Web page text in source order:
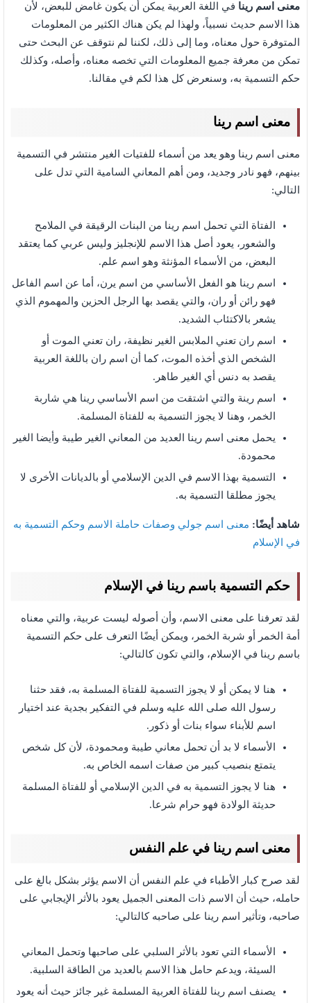
معنى اسم رينا في اللغة العربية يمكن أن يكون غامض للبعض، لأن
هذا الاسم حديث نسبياً، ولهذا لم يكن هناك الكثير من المعلومات
المتوفرة حول معناه، وما إلى ذلك، لكننا لم نتوقف عن البحث حتى
تمكن من معرفة جميع المعلومات التي تخصه معناه، وأصله، وكذلك
حكم التسمية به، وسنعرض كل هذا لكم في مقالنا.
معنى اسم رينا
معنى اسم رينا وهو يعد من أسماء للفتيات الغير منتشر في التسمية
بينهم، فهو نادر وجديد، ومن أهم المعاني السامية التي تدل على
التالي:
الفتاة التي تحمل اسم رينا من البنات الرقيقة في الملامح
والشعور، يعود أصل هذا الاسم للإنجليز وليس عربي كما يعتقد
البعض، من الأسماء المؤنثة وهو اسم علم.
اسم رينا هو الفعل الأساسي من اسم يرن، أما عن اسم الفاعل
فهو رائن أو ران، والتي يقصد بها الرجل الحزين والمهموم الذي
يشعر بالاكتئاب الشديد.
اسم ران تعني الملابس الغير نظيفة، ران تعني الموت أو
الشخص الذي أخذه الموت، كما أن اسم ران باللغة العربية
يقصد به دنس أي الغير طاهر.
اسم رينة والتي اشتقت من اسم الأساسي رينا هي شاربة
الخمر، وهنا لا يجوز التسمية به للفتاة المسلمة.
يحمل معنى اسم رينا العديد من المعاني الغير طيبة وأيضا الغير
محمودة.
التسمية بهذا الاسم في الدين الإسلامي أو بالديانات الأخرى لا
يجوز مطلقا التسمية به.
شاهد أيضًا: معنى اسم جولي وصفات حاملة الاسم وحكم التسمية به
في الإسلام
حكم التسمية باسم رينا في الإسلام
لقد تعرفنا على معنى الاسم، وأن أصوله ليست عربية، والتي معناه
أمة الخمر أو شربة الخمر، ويمكن أيضًا التعرف على حكم التسمية
باسم رينا في الإسلام، والتي تكون كالتالي:
هنا لا يمكن أو لا يجوز التسمية للفتاة المسلمة به، فقد حثنا
رسول الله صلى الله عليه وسلم في التفكير بجدية عند اختيار
اسم للأبناء سواء بنات أو ذكور.
الأسماء لا بد أن تحمل معاني طيبة ومحمودة، لأن كل شخص
يتمتع بنصيب كبير من صفات اسمه الخاص به.
هنا لا يجوز التسمية به في الدين الإسلامي أو للفتاة المسلمة
حديثة الولادة فهو حرام شرعا.
معنى اسم رينا في علم النفس
لقد صرح كبار الأطباء في علم النفس أن الاسم يؤثر بشكل بالغ على
حامله، حيث أن الاسم ذات المعنى الجميل يعود بالأثر الإيجابي على
صاحبه، وتأثير اسم رينا على صاحبه كالتالي:
الأسماء التي تعود بالأثر السلبي على صاحبها وتحمل المعاني
السيئة، ويدعم حامل هذا الاسم بالعديد من الطاقة السلبية.
يصنف اسم رينا للفتاة العربية المسلمة غير جائز حيث أنه يعود